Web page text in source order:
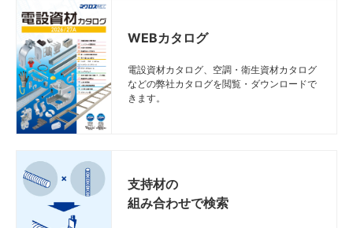
WEBカタログ
電設資材カタログ、空調・衛生資材カタログ
などの弊社カタログを閲覧・ダウンロードで
きます。
支持材の
組み合わせで検索